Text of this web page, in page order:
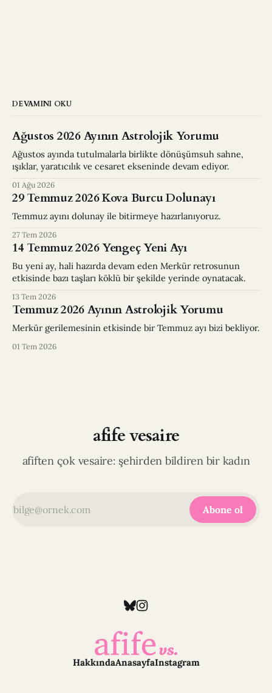
DEVAMINI OKU
Ağustos 2026 Ayının Astrolojik Yorumu
Ağustos ayında tutulmalarla birlikte dönüşümsuh sahne,
ışıklar, yaratıcılık ve cesaret ekseninde devam ediyor.
01 Ağu 2026
29 Temmuz 2026 Kova Burcu Dolunayı
Temmuz ayını dolunay ile bitirmeye hazırlanıyoruz.
27 Tem 2026
14 Temmuz 2026 Yengeç Yeni Ayı
Bu yeni ay, hali hazırda devam eden Merkür retrosunun
etkisinde bazı taşları köklü bir şekilde yerinde oynatacak.
13 Tem 2026
Temmuz 2026 Ayının Astrolojik Yorumu
Merkür gerilemesinin etkisinde bir Temmuz ayı bizi bekliyor.
01 Tem 2026
afife vesaire
afiften çok vesaire: şehirden bildiren bir kadın
Abone ol
HakkındaAnasayfaInstagram